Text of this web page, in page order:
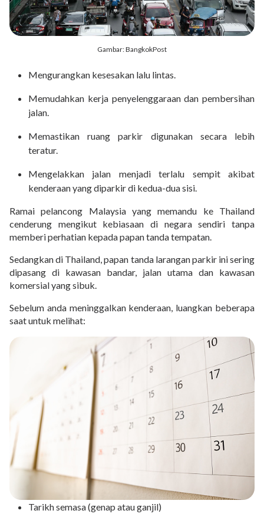
Gambar: BangkokPost
Mengurangkan kesesakan lalu lintas.
Memudahkan kerja penyelenggaraan dan pembersihan
jalan.
Memastikan ruang parkir digunakan secara lebih
teratur.
Mengelakkan jalan menjadi terlalu sempit akibat
kenderaan yang diparkir di kedua-dua sisi.
Ramai pelancong Malaysia yang memandu ke Thailand
cenderung mengikut kebiasaan di negara sendiri tanpa
memberi perhatian kepada papan tanda tempatan.
Sedangkan di Thailand, papan tanda larangan parkir ini sering
dipasang di kawasan bandar, jalan utama dan kawasan
komersial yang sibuk.
Sebelum anda meninggalkan kenderaan, luangkan beberapa
saat untuk melihat:
Tarikh semasa (genap atau ganjil)